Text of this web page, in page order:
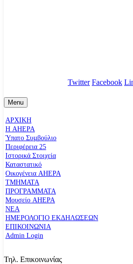
Twitter Facebook
Menu
ΑΡΧΙΚΗ
Η AHEPA
Ύπατο Συµβούλιο
Περιφέρεια 25
Ιστορικά Στοιχεία
Καταστατικό
Οικογένεια AHEPA
ΤΜΗΜΑΤΑ
ΠΡΟΓΡΑΜΜΑΤΑ
Μουσείο AHEPA
ΝΕΑ
ΗΜΕΡΟΛΟΓΙΟ ΕΚΔΗΛΩΣΕΩΝ
ΕΠΙΚΟΙΝΩΝΙΑ
Admin Login
Τηλ. Επικοινωνίας